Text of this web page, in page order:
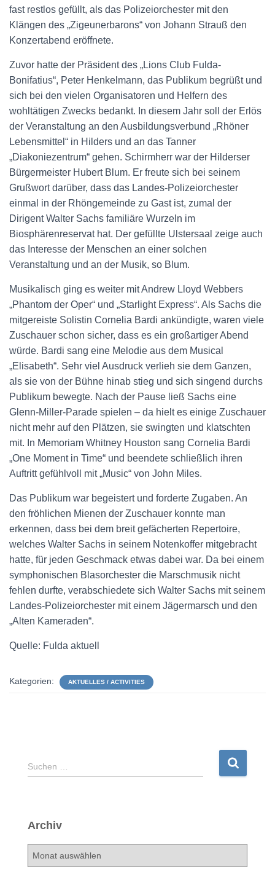
fast restlos gefüllt, als das Polizeiorchester mit den
Klängen des „Zigeunerbarons“ von Johann Strauß den
Konzertabend eröffnete.
Zuvor hatte der Präsident des „Lions Club Fulda-
Bonifatius“, Peter Henkelmann, das Publikum begrüßt und
sich bei den vielen Organisatoren und Helfern des
wohltätigen Zwecks bedankt. In diesem Jahr soll der Erlös
der Veranstaltung an den Ausbildungsverbund „Rhöner
Lebensmittel“ in Hilders und an das Tanner
„Diakoniezentrum“ gehen. Schirmherr war der Hilderser
Bürgermeister Hubert Blum. Er freute sich bei seinem
Grußwort darüber, dass das Landes-Polizeiorchester
einmal in der Rhöngemeinde zu Gast ist, zumal der
Dirigent Walter Sachs familiäre Wurzeln im
Biosphärenreservat hat. Der gefüllte Ulstersaal zeige auch
das Interesse der Menschen an einer solchen
Veranstaltung und an der Musik, so Blum.
Musikalisch ging es weiter mit Andrew Lloyd Webbers
„Phantom der Oper“ und „Starlight Express“. Als Sachs die
mitgereiste Solistin Cornelia Bardi ankündigte, waren viele
Zuschauer schon sicher, dass es ein großartiger Abend
würde. Bardi sang eine Melodie aus dem Musical
„Elisabeth“. Sehr viel Ausdruck verlieh sie dem Ganzen,
als sie von der Bühne hinab stieg und sich singend durchs
Publikum bewegte. Nach der Pause ließ Sachs eine
Glenn-Miller-Parade spielen – da hielt es einige Zuschauer
nicht mehr auf den Plätzen, sie swingten und klatschten
mit. In Memoriam Whitney Houston sang Cornelia Bardi
„One Moment in Time“ und beendete schließlich ihren
Auftritt gefühlvoll mit „Music“ von John Miles.
Das Publikum war begeistert und forderte Zugaben. An
den fröhlichen Mienen der Zuschauer konnte man
erkennen, dass bei dem breit gefächerten Repertoire,
welches Walter Sachs in seinem Notenkoffer mitgebracht
hatte, für jeden Geschmack etwas dabei war. Da bei einem
symphonischen Blasorchester die Marschmusik nicht
fehlen durfte, verabschiedete sich Walter Sachs mit seinem
Landes-Polizeiorchester mit einem Jägermarsch und den
„Alten Kameraden“.
Quelle: Fulda aktuell
Kategorien: AKTUELLES / ACTIVITIES
S
u
n
n
c
Suchen …
Archiv